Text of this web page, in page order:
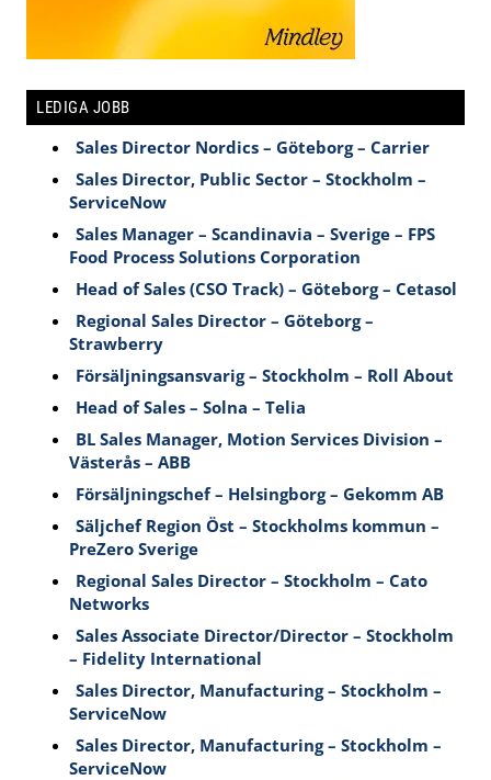
LEDIGA JOBB
Sales Director Nordics – Göteborg – Carrier
Sales Director, Public Sector – Stockholm –
ServiceNow
Sales Manager – Scandinavia – Sverige – FPS
Food Process Solutions Corporation
Head of Sales (CSO Track) – Göteborg – Cetasol
Regional Sales Director – Göteborg –
Strawberry
Försäljningsansvarig – Stockholm – Roll About
Head of Sales – Solna – Telia
BL Sales Manager, Motion Services Division –
Västerås – ABB
Försäljningschef – Helsingborg – Gekomm AB
Säljchef Region Öst – Stockholms kommun –
PreZero Sverige
Regional Sales Director – Stockholm – Cato
Networks
Sales Associate Director/Director – Stockholm
– Fidelity International
Sales Director, Manufacturing – Stockholm –
ServiceNow
Sales Director, Manufacturing – Stockholm –
ServiceNow